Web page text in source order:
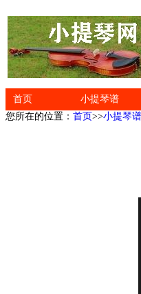
首页 小提琴谱
您所在的位置： 首页>>小提琴谱